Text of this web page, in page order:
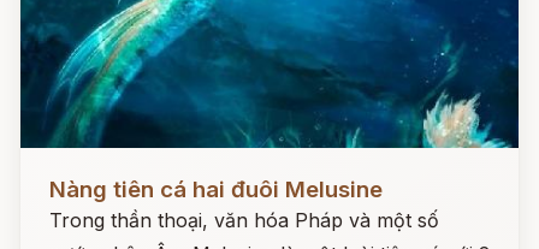
Nàng tiên cá hai đuôi Melusine
Trong thần thoại, văn hóa Pháp và một số